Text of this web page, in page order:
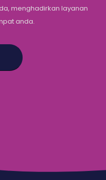
menghadirkan layanan
anda.